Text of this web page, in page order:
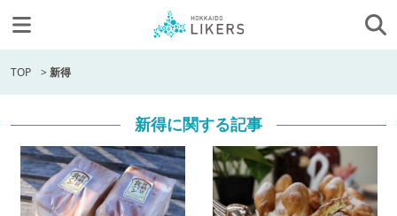
TOP >新得
新得に関する記事